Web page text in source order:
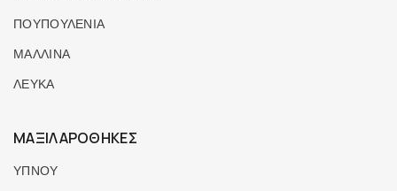
ΠΟΥΠΟΥΛΕΝΙΑ
ΜΑΛΛΙΝΑ
ΛΕΥΚΑ
ΜΑΞΙΛΑΡΟΘΗΚΕΣ
ΥΠΝΟΥ